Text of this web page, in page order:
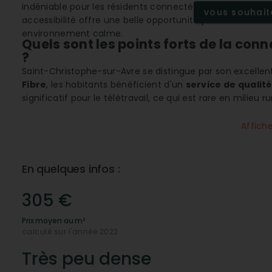
indéniable pour les résidents connectés. L'immobilier
accessibilité offre une belle opportunité pour les
environnement calme.
vous
Quels sont les points forts de la
?
Saint-Christophe-sur-Avre se distingue par son
Fibre, les habitants bénéficient d'un service de
significatif pour le télétravail, ce qui est rare en milieu
Un environnement scolaire de
la région. La proximité de l'école permet de faciliter
Quelles sont les caractéristiques
?
Saint-Christophe-sur-Avre bénéficie d'un
tempérés. L'environnement naturel est généreux, avec
options infinies pour les activités de plein air. Cette
En quelques infos :
305 €
Prix moyen au m²
calculé sur l'année 2022
Très peu dense